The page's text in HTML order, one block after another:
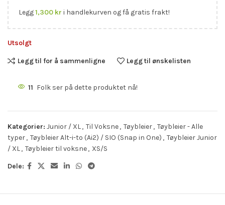
Legg1,300 kr i handlekurven og få gratis frakt!
Utsolgt
Legg til for å sammenligne Legg til ønskelisten
11 Folk ser på dette produktet nå!
Kategorier: Junior / XL, Til Voksne, Tøybleier, Tøybleier - Alle
typer, Tøybleier Alt-i-to (Ai2) / SIO (Snap in One) , Tøybleier Junior
/ XL, Tøybleier til voksne, XS/S
Dele: